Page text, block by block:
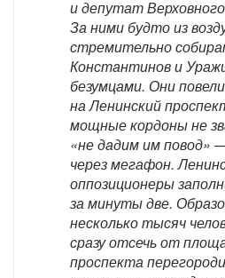
и депутат
За ними будто из
стремительно
Константинов и
безумцами. Они
на Ленинский
мощные кордоны не
«не дадим им повод»
через мегафон.
оппозиционеры
за минуты две.
несколько тысяч
сразу отсечь от
проспекта